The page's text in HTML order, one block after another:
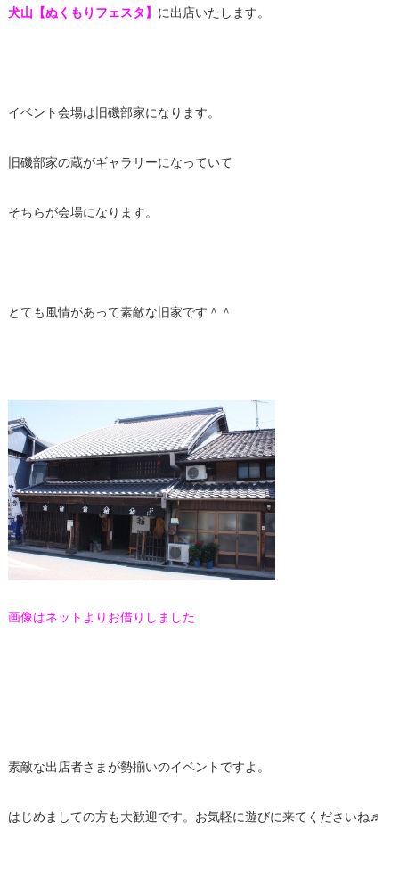
犬山【ぬくもりフェスタ】 に出店いたします。
イベント会場は旧磯部家になります。
旧磯部家の蔵がギャラリーになっていて
そちらが会場になります。
とても風情があって素敵な旧家です＾＾
画像はネットよりお借りしました
素敵な出店者さまが勢揃いのイベントですよ。
はじめましての方も大歓迎です。お気軽に遊びに来てくださいね♬